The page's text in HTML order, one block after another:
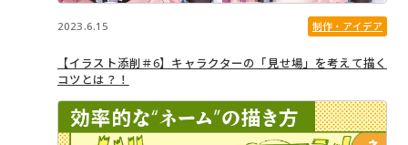
2023.6.15 制作・アイデア
【イラスト添削＃6】キャラクターの「見せ場」を考えて描く
コツとは？！